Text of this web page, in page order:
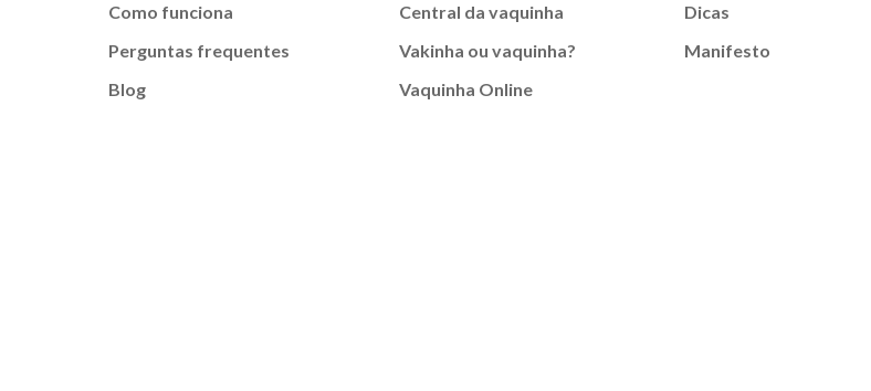
Como funciona
Perguntas frequentes
Blog
Central da vaquinha
Vakinha ou vaquinha?
Vaquinha Online
Dicas
Manifesto